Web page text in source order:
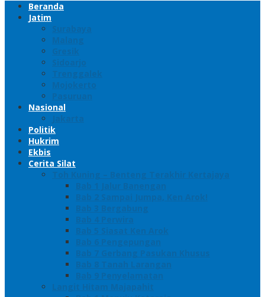
Beranda
Jatim
Surabaya
Malang
Gresik
Sidoarjo
Trenggalek
Mojokerto
Pasuruan
Nasional
Jakarta
Politik
Hukrim
Ekbis
Cerita Silat
Toh Kuning – Benteng Terakhir Kertajaya
Bab 1 Jalur Banengan
Bab 2 Sampai Jumpa, Ken Arok!
Bab 3 Bergabung
Bab 4 Perwira
Bab 5 Siasat Ken Arok
Bab 6 Pengepungan
Bab 7 Gerbang Pasukan Khusus
Bab 8 Tanah Larangan
Bab 9 Penyelamatan
Langit Hitam Majapahit